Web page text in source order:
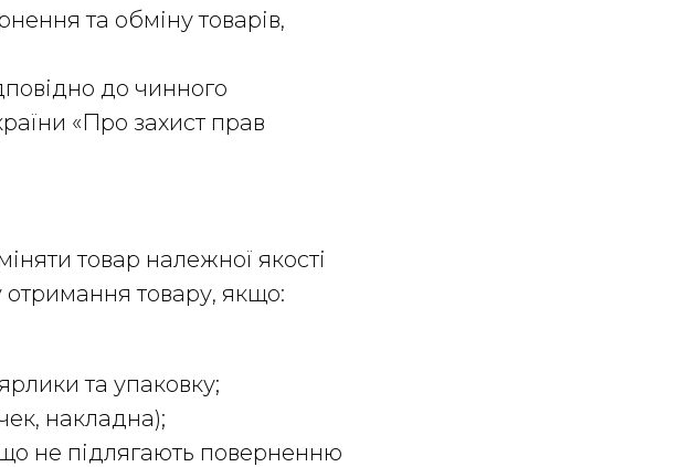
та обміну товарів,
до чинного
«Про захист прав
товар належної якості
отримання товару, якщо:
та упаковку;
накладна);
що не підлягають поверненню